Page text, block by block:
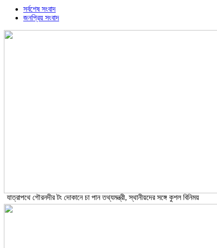
সর্বশেষ সংবাদ
জনপ্রিয় সংবাদ
যাত্রাপথে গৌরনদীর টং দোকানে চা পান তথ্যমন্ত্রী, স্থানীয়দের সঙ্গে কুশল বিনিময়